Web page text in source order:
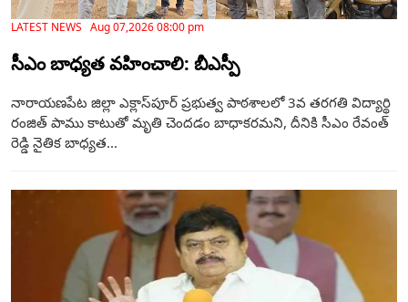
LATEST NEWS Aug 07,2026 08:00 pm
సీఎం బాధ్యత వహించాలి: బీఎస్పీ
నారాయణపేట జిల్లా ఎక్లాస్‌పూర్ ప్రభుత్వ పాఠశాలలో 3వ తరగతి విద్యార్థి
రంజిత్ పాము కాటుతో మృతి చెందడం బాధాకరమని, దీనికి సీఎం రేవంత్
రెడ్డి నైతిక బాధ్యత...